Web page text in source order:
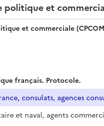
français. Protocole.
et naval, agents